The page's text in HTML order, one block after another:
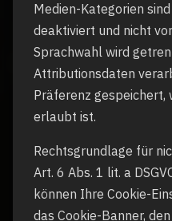
Medien-Kategorien
deaktiviert und nicht
Sprachwahl wird
Attributionsdaten
Präferenz gespeichert,
erlaubt ist.
Rechtsgrundlage für
Art. 6 Abs. 1 lit. a
können Ihre Cookie-
das Cookie-Banner,